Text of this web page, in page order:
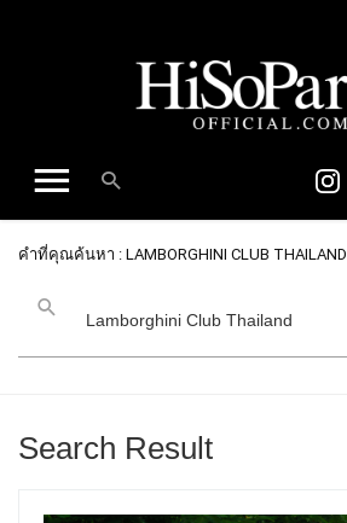
คำที่คุณค้นหา : LAMBORGHINI CLUB THAILAND
Search Result